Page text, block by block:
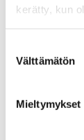
kerätty, kun
valinta
Välttämätön
Mieltymykset